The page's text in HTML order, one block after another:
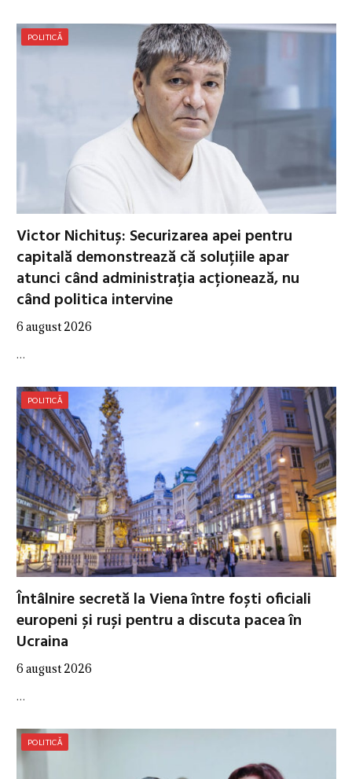
POLITICĂ
Victor Nichituș: Securizarea apei pentru
capitală demonstrează că soluțiile apar
atunci când administrația acționează, nu
când politica intervine
6 august 2026
…
POLITICĂ
Întâlnire secretă la Viena între foști oficiali
europeni și ruși pentru a discuta pacea în
Ucraina
6 august 2026
…
POLITICĂ